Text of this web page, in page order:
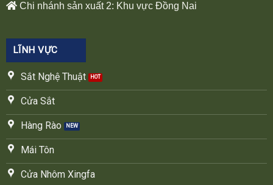
Chi nhánh sản xuất 2: Khu vực Đồng Nai
LĨNH VỰC
Sắt Nghệ Thuật
Cửa Sắt
Hàng Rào
Mái Tôn
Cửa Nhôm Xingfa